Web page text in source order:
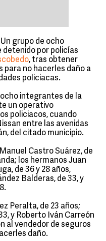
Un grupo de ocho
por policías
, tras obtener
para no hacerles daño a
policiacas.
integrantes de la
un operativo
policiacos, cuando
entre las avenidas
del citado municipio.
Castro Suárez, de
los hermanos Juan
de 36 y 28 años,
Balderas, de 33, y
Peralta, de 23 años;
y Roberto Iván Carreón
al vendedor de seguros
daño.